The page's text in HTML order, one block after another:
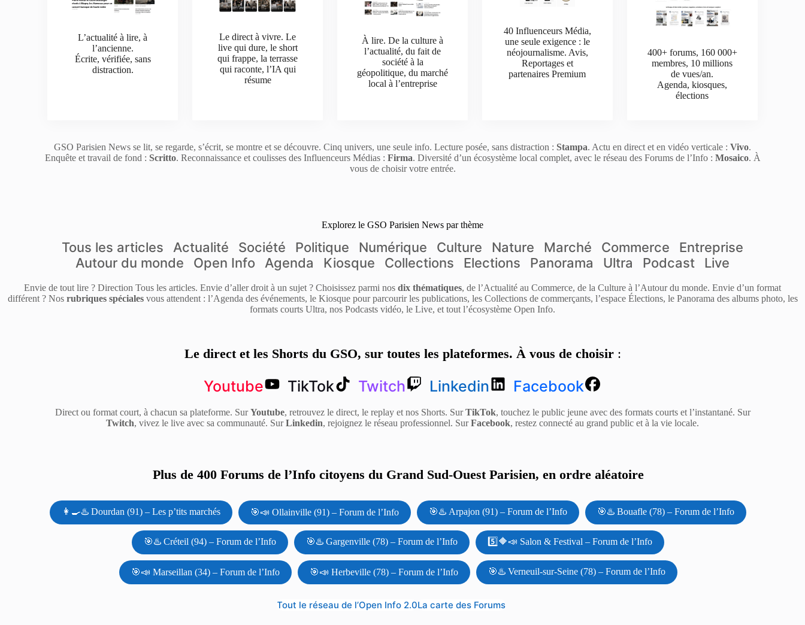
L’actualité à lire, à
l’ancienne.
Écrite, vérifiée, sans
distraction.
Le direct à vivre. Le
live qui dure, le short
qui frappe, la terrasse
qui raconte, l’IA qui
résume
À lire. De la culture à
l’actualité, du fait de
société à la
géopolitique, du marché
local à l’entreprise
40 Influenceurs Média,
une seule exigence : le
néojournalisme. Avis,
Reportages et
partenaires Premium
400+ forums, 160 000+
membres, 10 millions
de vues/an.
Agenda, kiosques,
élections
GSO Parisien News se lit, se regarde, s’écrit, se montre et se découvre. Cinq univers, une seule info. Lecture posée, sans distraction : Stampa. Actu en direct et en vidéo verticale : Vivo.
Enquête et travail de fond : Scritto. Reconnaissance et coulisses des Influenceurs Médias : Firma. Diversité d’un écosystème local complet, avec le réseau des Forums de l’Info : Mosaico. À
vous de choisir votre entrée.
Explorez le GSO Parisien News par thème
Tous les articles Actualité Société Politique Numérique Culture Nature Marché Commerce
Entreprise
Autour du monde
Open Info Agenda Kiosque Collections Elections Panorama Ultra Podcast Live
Envie de tout lire ? Direction Tous les articles. Envie d’aller droit à un sujet ? Choisissez parmi nos dix thématiques, de l’Actualité au Commerce, de la Culture à l’Autour du monde. Envie d’un format
différent ? Nos rubriques spécialesvous attendent : l’Agenda des événements, le Kiosque pour parcourir les publications, les Collections de commerçants, l’espace Élections, le Panorama des albums photo, les
formats courts Ultra, nos Podcasts vidéo, le Live, et tout l’écosystème Open Info.
Le direct et les Shorts du GSO, sur toutes les plateformes. À vous de choisir:
Youtube TikTok Twitch Linkedin Facebook
Direct ou format court, à chacun sa plateforme. SurYoutube, retrouvez le direct, le replay et nos Shorts. SurTikTok, touchez le public jeune avec des formats courts et l’instantané. Sur
Twitch, vivez le live avec sa communauté. SurLinkedin, rejoignez le réseau professionnel. SurFacebook, restez connecté au grand public et à la vie locale.
Plus de 400 Forums de l’Info citoyens du Grand Sud-Ouest Parisien, en ordre aléatoire
👩‍🍳♨️ Dourdan (91) – Les p’tits marchés 🎯📣 Ollainville (91) – Forum de l’Info 🎯♨️ Arpajon (91) – Forum de l’Info 🎯♨️ Bouafle (78) – Forum de l’Info
🎯♨️ Créteil (94) – Forum de l’Info 🎯♨️ Gargenville (78) – Forum de l’Info 5️⃣🔶📣 Salon & Festival – Forum de l’Info
🎯📣 Marseillan (34) – Forum de l’Info 🎯📣 Herbeville (78) – Forum de l’Info 🎯♨️ Verneuil-sur-Seine (78) – Forum de l’Info
Tout le réseau de l’Open Info 2.0La carte des Forums